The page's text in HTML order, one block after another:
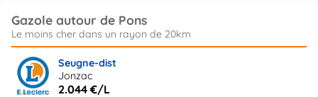
Gazole autour de Pons
Seugne-dist
Jonzac
2.044 €/L